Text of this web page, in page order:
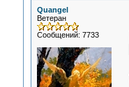
Quangel
Ветеран
Сообщений: 7733